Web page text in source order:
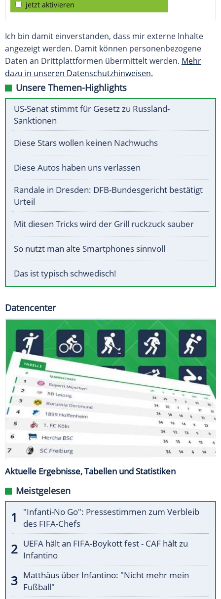
jetzt aktivieren
Ich bin damit einverstanden, dass mir externe Inhalte
angezeigt werden. Damit können personenbezogene
Daten an Drittplattformen übermittelt werden. Mehr
dazu in unseren Datenschutzhinweisen.
Unsere Themen-Highlights
US-Senat stimmt für Gesetz zu Russland-
Sanktionen
Diese Stars wollen keinen Nachwuchs
Diese Autos haben uns verlassen
Randale in Dresden: DFB-Bundesgericht bestätigt
Urteil
Mit diesen Tricks wird der Grill ruckzuck sauber
So nutzt man alte Smartphones sinnvoll
Das ist typisch schwedisch!
Datencenter
Aktuelle Ergebnisse, Tabellen und Statistiken
Meistgelesen
"Infanti-No Go": Pressestimmen zum Verbleib
des FIFA-Chefs
UEFA hält an FIFA-Boykott fest - CAF hält zu
Infantino
Matthäus über Infantino: "Nicht mehr mein
Fußball"